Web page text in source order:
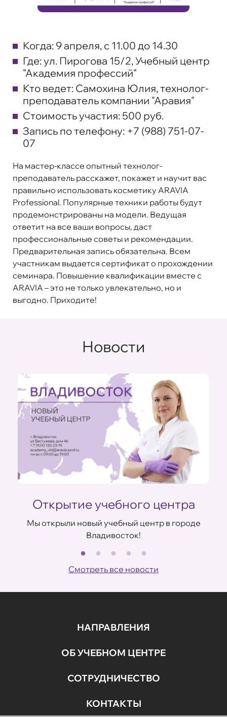
Когда: 9 апреля, с 11.00 до 14.30
Где:ул. Пирогова 15/2, Учебный центр
"Академия профессий"
Кто ведет: Самохина Юлия, технолог-
преподаватель компании "Аравия"
Стоимость участия: 500 руб.
Запись по телефону: +7 (988) 751-07-
07
На мастер-классе опытный технолог-
преподаватель расскажет, покажет и научит вас
правильно использовать косметику ARAVIA
Professional. Популярные техники работы будут
продемонстрированы на модели. Ведущая
ответит на все ваши вопросы, даст
профессиональные советы и рекомендации.
Предварительная запись обязательна. Всем
участникам выдается сертификат о прохождении
семинара. Повышение квалификации вместе с
ARAVIA – это не только увлекательно, но и
выгодно. Приходите!
Новости
Открытие учебного центра
Мы открыли новый учебный центр в городе
Владивосток!
Смотреть все новости
НАПРАВЛЕНИЯ
ОБ УЧЕБНОМ ЦЕНТРЕ
СОТРУДНИЧЕСТВО
КОНТАКТЫ